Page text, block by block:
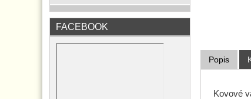
Popis
Kovové
FACEBOOK